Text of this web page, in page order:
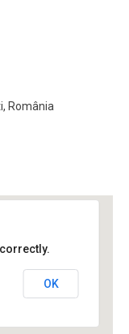
, România
OK